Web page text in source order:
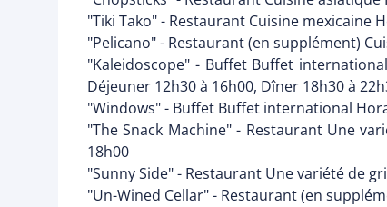
"Tiki Tako" - Restaurant Cuisine mexicaine
"Pelicano" - Restaurant (en supplément)
"Kaleidoscope" - Buffet Buffet
Déjeuner 12h30 à 16h00, Dîner 18h30 à
"Windows" - Buffet Buffet international
"The Snack Machine" - Restaurant Une
18h00
"Sunny Side" - Restaurant Une variété de
"Un-Wined Cellar" - Restaurant (en